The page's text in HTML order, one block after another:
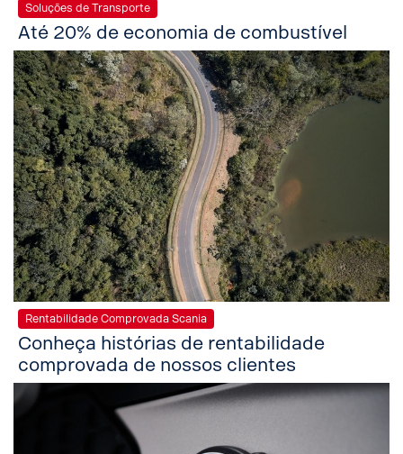
Soluções de Transporte
Até 20% de economia de combustível
Rentabilidade Comprovada Scania
Conheça histórias de rentabilidade
comprovada de nossos clientes